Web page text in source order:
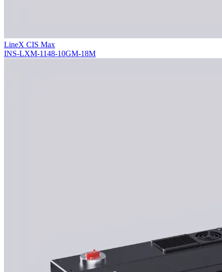
LineX CIS Max
INS-LXM-1148-10GM-18M